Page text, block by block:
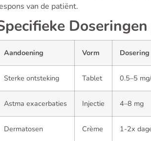
van de patiënt.
Aandoening Vorm Dosering
Sterke ontsteking Tablet 0.5–5
Astma exacerbaties Injectie 4–8 mg
Dermatosen Crème 1-2x